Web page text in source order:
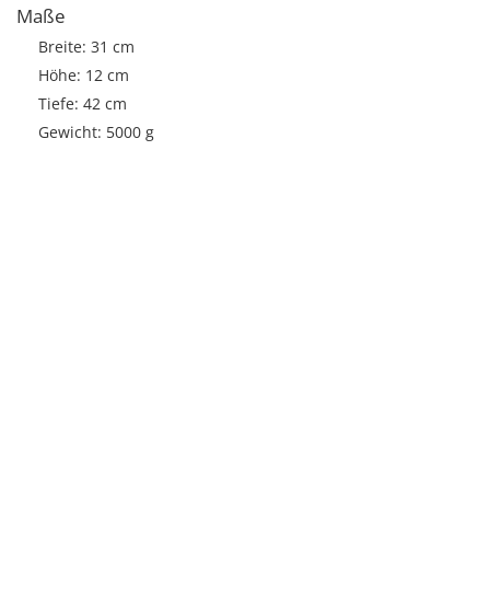
Maße
Breite: 31 cm
Höhe: 12 cm
Tiefe: 42 cm
Gewicht: 5000 g